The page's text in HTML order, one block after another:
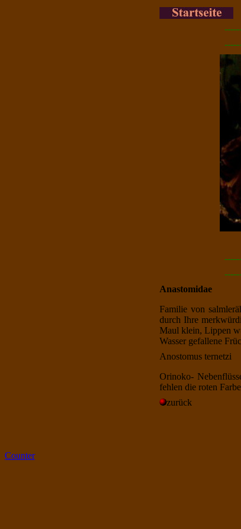
Anastomidae
Familie von
durch Ihre
Maul klein, Lippen
Wasser gefallene
Anostomus ternetzi
Orinoko-
fehlen die roten
zurück
Counter